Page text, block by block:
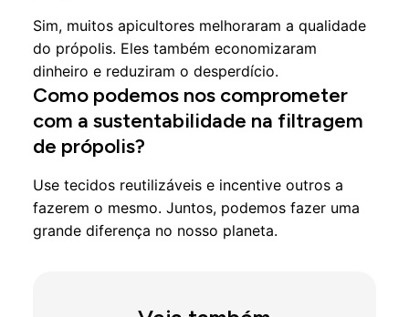
Sim, muitos apicultores melhoraram a qualidade
do própolis. Eles também economizaram
dinheiro e reduziram o desperdício.
Como podemos nos comprometer
com a sustentabilidade na filtragem
de própolis?
Use tecidos reutilizáveis e incentive outros a
fazerem o mesmo. Juntos, podemos fazer uma
grande diferença no nosso planeta.